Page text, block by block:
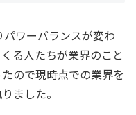
ワーバランスが変わ
る人たちが業界のこと
ので現時点での業界を
ました。